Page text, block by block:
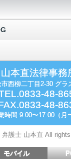
山本直法律事務
西柳二丁目2-30 グラ
48-
48-
時間 9:00〜17:00（月
護士 山本直 All
モバイル